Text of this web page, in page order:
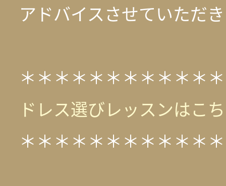
アドバイスさせていただ
＊＊＊＊＊＊＊＊＊＊＊
ドレス選びレッスンはこ
＊＊＊＊＊＊＊＊＊＊＊